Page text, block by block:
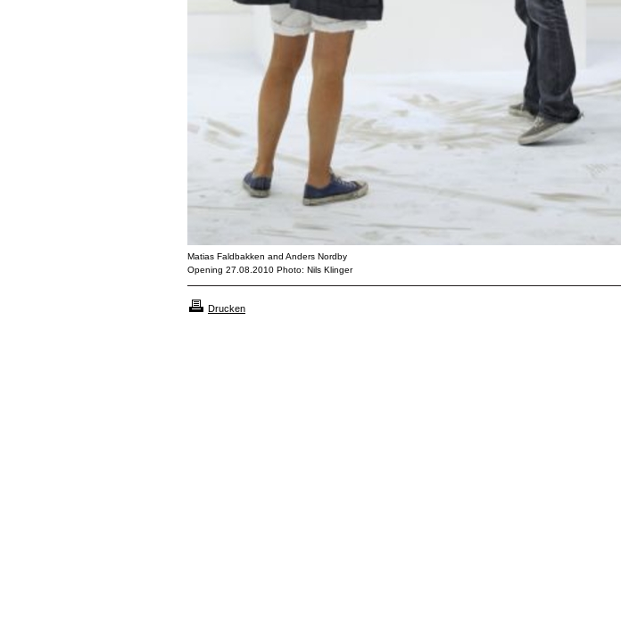
Matias Faldbakken and Anders Nordby
Opening 27.08.2010 Photo: Nils Klinger
Drucken